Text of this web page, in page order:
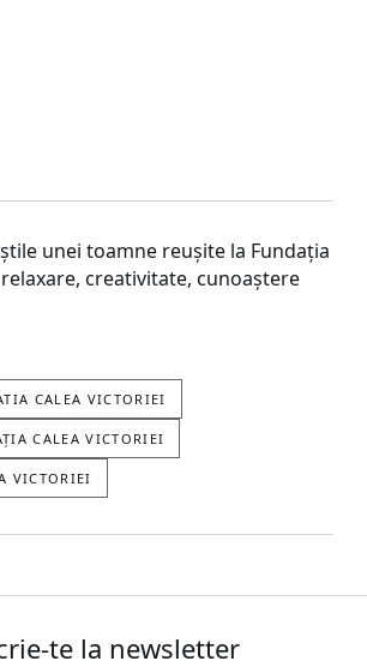
unei toamne reușite la Fundația
creativitate, cunoaștere
CALEA VICTORIEI
CALEA VICTORIEI
VICTORIEI
te la newsletter